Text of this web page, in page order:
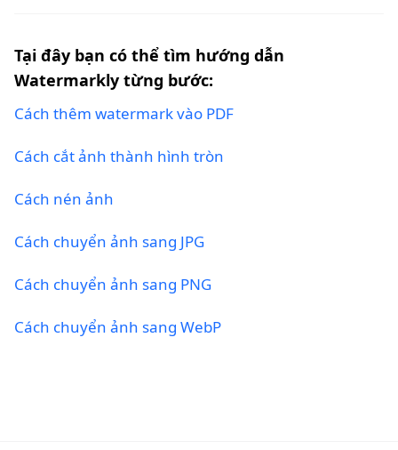
Tại đây bạn có thể tìm hướng dẫn
Watermarkly từng bước:
Cách thêm watermark vào PDF
Cách cắt ảnh thành hình tròn
Cách nén ảnh
Cách chuyển ảnh sang JPG
Cách chuyển ảnh sang PNG
Cách chuyển ảnh sang WebP